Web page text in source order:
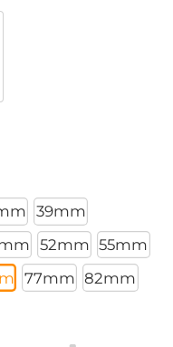
39mm
52mm 55mm
77mm 82mm